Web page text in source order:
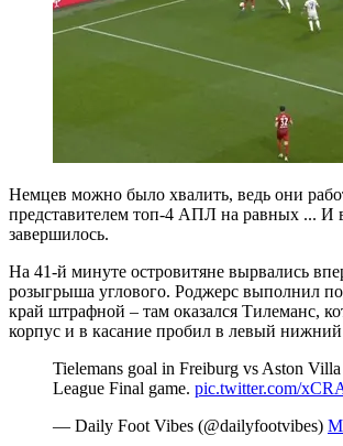
Немцев можно было хвалить, ведь они
представителем топ-4 АПЛ на равных ... И
завершилось.
На 41-й минуте островитяне вырвались
розыгрыша углового. Роджерс выполнил
край штрафной – там оказался Тилеманс,
корпус и в касание пробил в левый
Tielemans goal in Freiburg vs Aston
League Final game. pic.twitter.com/
— Daily Foot Vibes (@dailyfootvibes)